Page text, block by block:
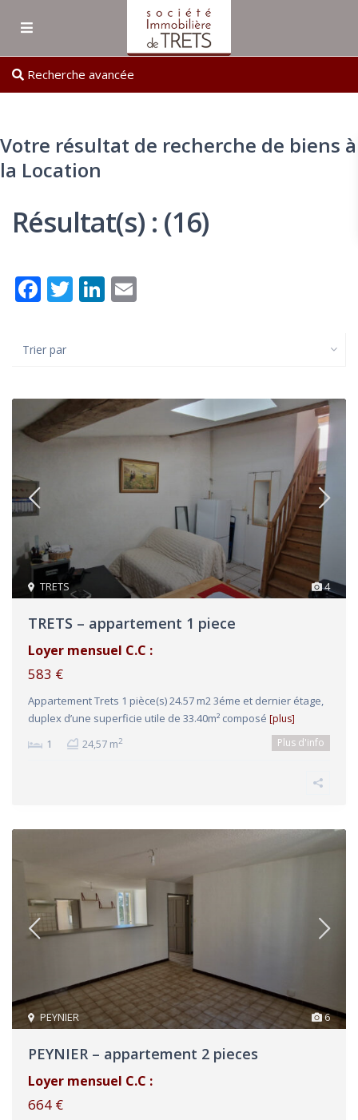
Recherche avancée
Votre résultat de recherche de biens à
la Location
Résultat(s) : (16)
Facebook
TwitterLinkedIn
Trier par
4
TRETS
TRETS – appartement 1 piece
Loyer mensuel C.C :
583 €
Appartement Trets 1 pièce(s) 24.57 m2 3éme et dernier étage,
duplex d’une superficie utile de 33.40m² composé [plus]
1 24,57 m2 Plus d'info
6
PEYNIER
PEYNIER – appartement 2 pieces
Loyer mensuel C.C :
664 €